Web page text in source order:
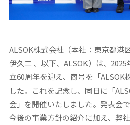
ALSOK株式会社（本社：東京都港
伊久二 、以下、ALSOK）は、
立60周年を迎え、商号を「ALSOK
した。これを記念し、同日に「
会」を開催いたしました。発表会
今後の事業方針の紹介に加え、弊